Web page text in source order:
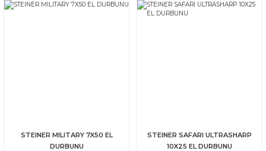
STEINER MILITARY 7X50 EL
DURBUNU
STEINER SAFARI ULTRASHARP
10X25 EL DURBUNU